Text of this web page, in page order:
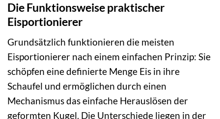
Die Funktionsweise praktischer
Eisportionierer
Grundsätzlich funktionieren die meisten
Eisportionierer nach einem einfachen Prinzip: Sie
schöpfen eine definierte Menge Eis in ihre
Schaufel und ermöglichen durch einen
Mechanismus das einfache Herauslösen der
geformten Kugel. Die Unterschiede liegen in der